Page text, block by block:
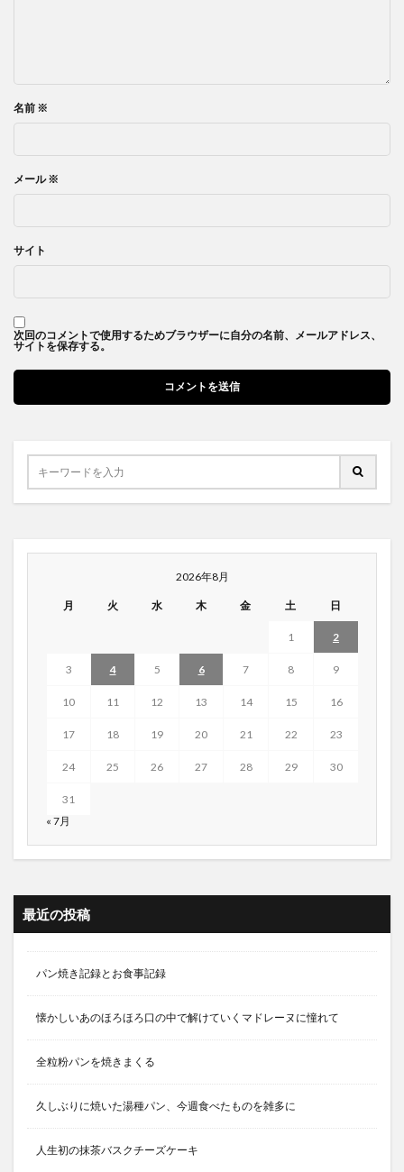
名前 ※
メール※
サイト
次回のコメントで使用するためブラウザーに自分の名前、メールアドレス、
サイトを保存する。
2026年8月
月 火 水 木 金 土 日
1 2
3 4 5 6 7 8 9
10 11 12 13 14 15 16
17 18 19 20 21 22 23
24 25 26 27 28 29 30
31
« 7月
最近の投稿
パン焼き記録とお食事記録
懐かしいあのほろほろ口の中で解けていくマドレーヌに憧れて
全粒粉パンを焼きまくる
久しぶりに焼いた湯種パン、今週食べたものを雑多に
人生初の抹茶バスクチーズケーキ